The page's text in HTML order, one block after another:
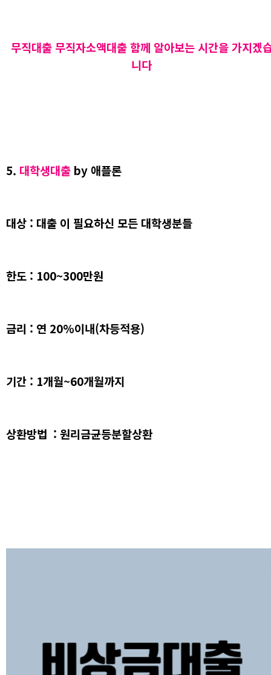
무직대출 무직자소액대출 함께 알아보는 시간을 가지겠
니다
5. 대학생대출 by 애플론
대상 : 대출 이 필요하신 모든 대학생분들
한도 : 100~300만원
금리 : 연 20%이내(차등적용)
기간 : 1개월~60개월까지
상환방법 : 원리금균등분할상환